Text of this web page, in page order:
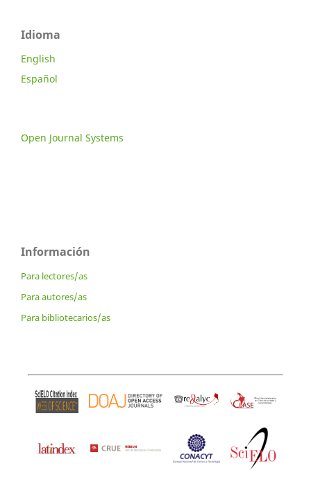
Idioma
English
Español
Open Journal Systems
Información
Para lectores/as
Para autores/as
Para bibliotecarios/as